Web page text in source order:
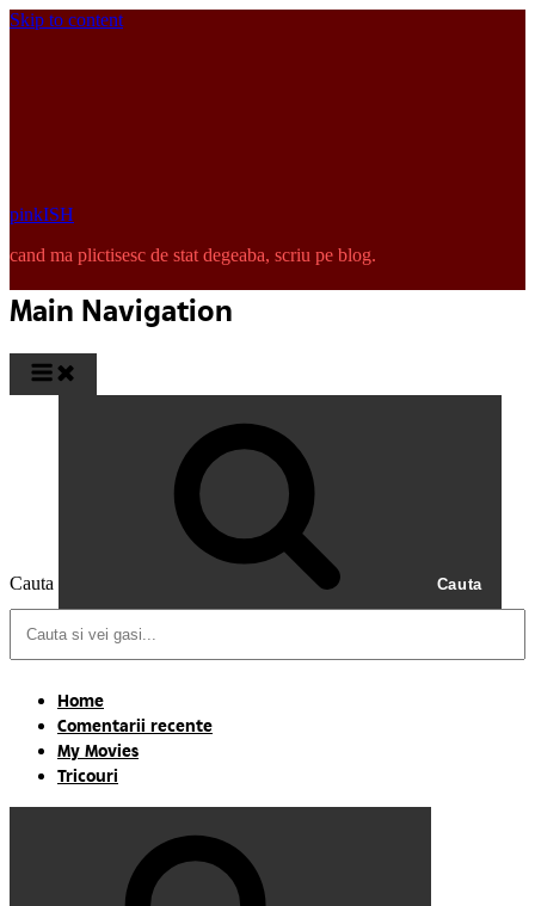
Skip to content
pinkISH
cand ma plictisesc de stat degeaba, scriu pe blog.
Main Navigation
Cauta Cauta
Home
Comentarii recente
My Movies
Tricouri